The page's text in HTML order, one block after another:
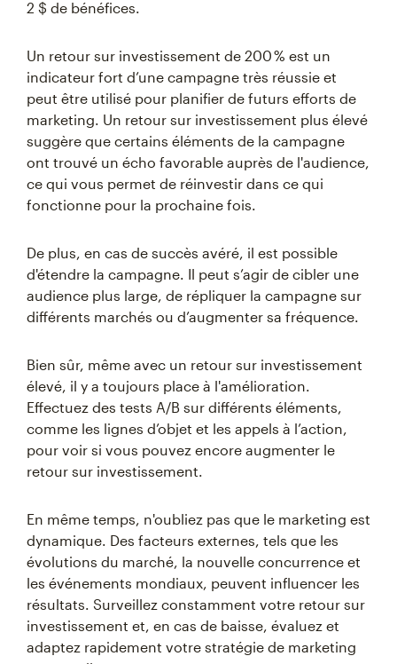
2 $ de bénéfices.
Un retour sur investissement de 200 % est un
indicateur fort d’une campagne très réussie et
peut être utilisé pour planifier de futurs efforts de
marketing. Un retour sur investissement plus élevé
suggère que certains éléments de la campagne
ont trouvé un écho favorable auprès de l'audience,
ce qui vous permet de réinvestir dans ce qui
fonctionne pour la prochaine fois.
De plus, en cas de succès avéré, il est possible
d'étendre la campagne. Il peut s’agir de cibler une
audience plus large, de répliquer la campagne sur
différents marchés ou d’augmenter sa fréquence.
Bien sûr, même avec un retour sur investissement
élevé, il y a toujours place à l'amélioration.
Effectuez des tests A/B sur différents éléments,
comme les lignes d’objet et les appels à l’action,
pour voir si vous pouvez encore augmenter le
retour sur investissement.
En même temps, n'oubliez pas que le marketing est
dynamique. Des facteurs externes, tels que les
évolutions du marché, la nouvelle concurrence et
les événements mondiaux, peuvent influencer les
résultats. Surveillez constamment votre retour sur
investissement et, en cas de baisse, évaluez et
adaptez rapidement votre stratégie de marketing